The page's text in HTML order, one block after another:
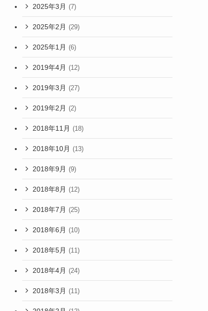
2025年3月 (7)
2025年2月 (29)
2025年1月 (6)
2019年4月 (12)
2019年3月 (27)
2019年2月 (2)
2018年11月 (18)
2018年10月 (13)
2018年9月 (9)
2018年8月 (12)
2018年7月 (25)
2018年6月 (10)
2018年5月 (11)
2018年4月 (24)
2018年3月 (11)